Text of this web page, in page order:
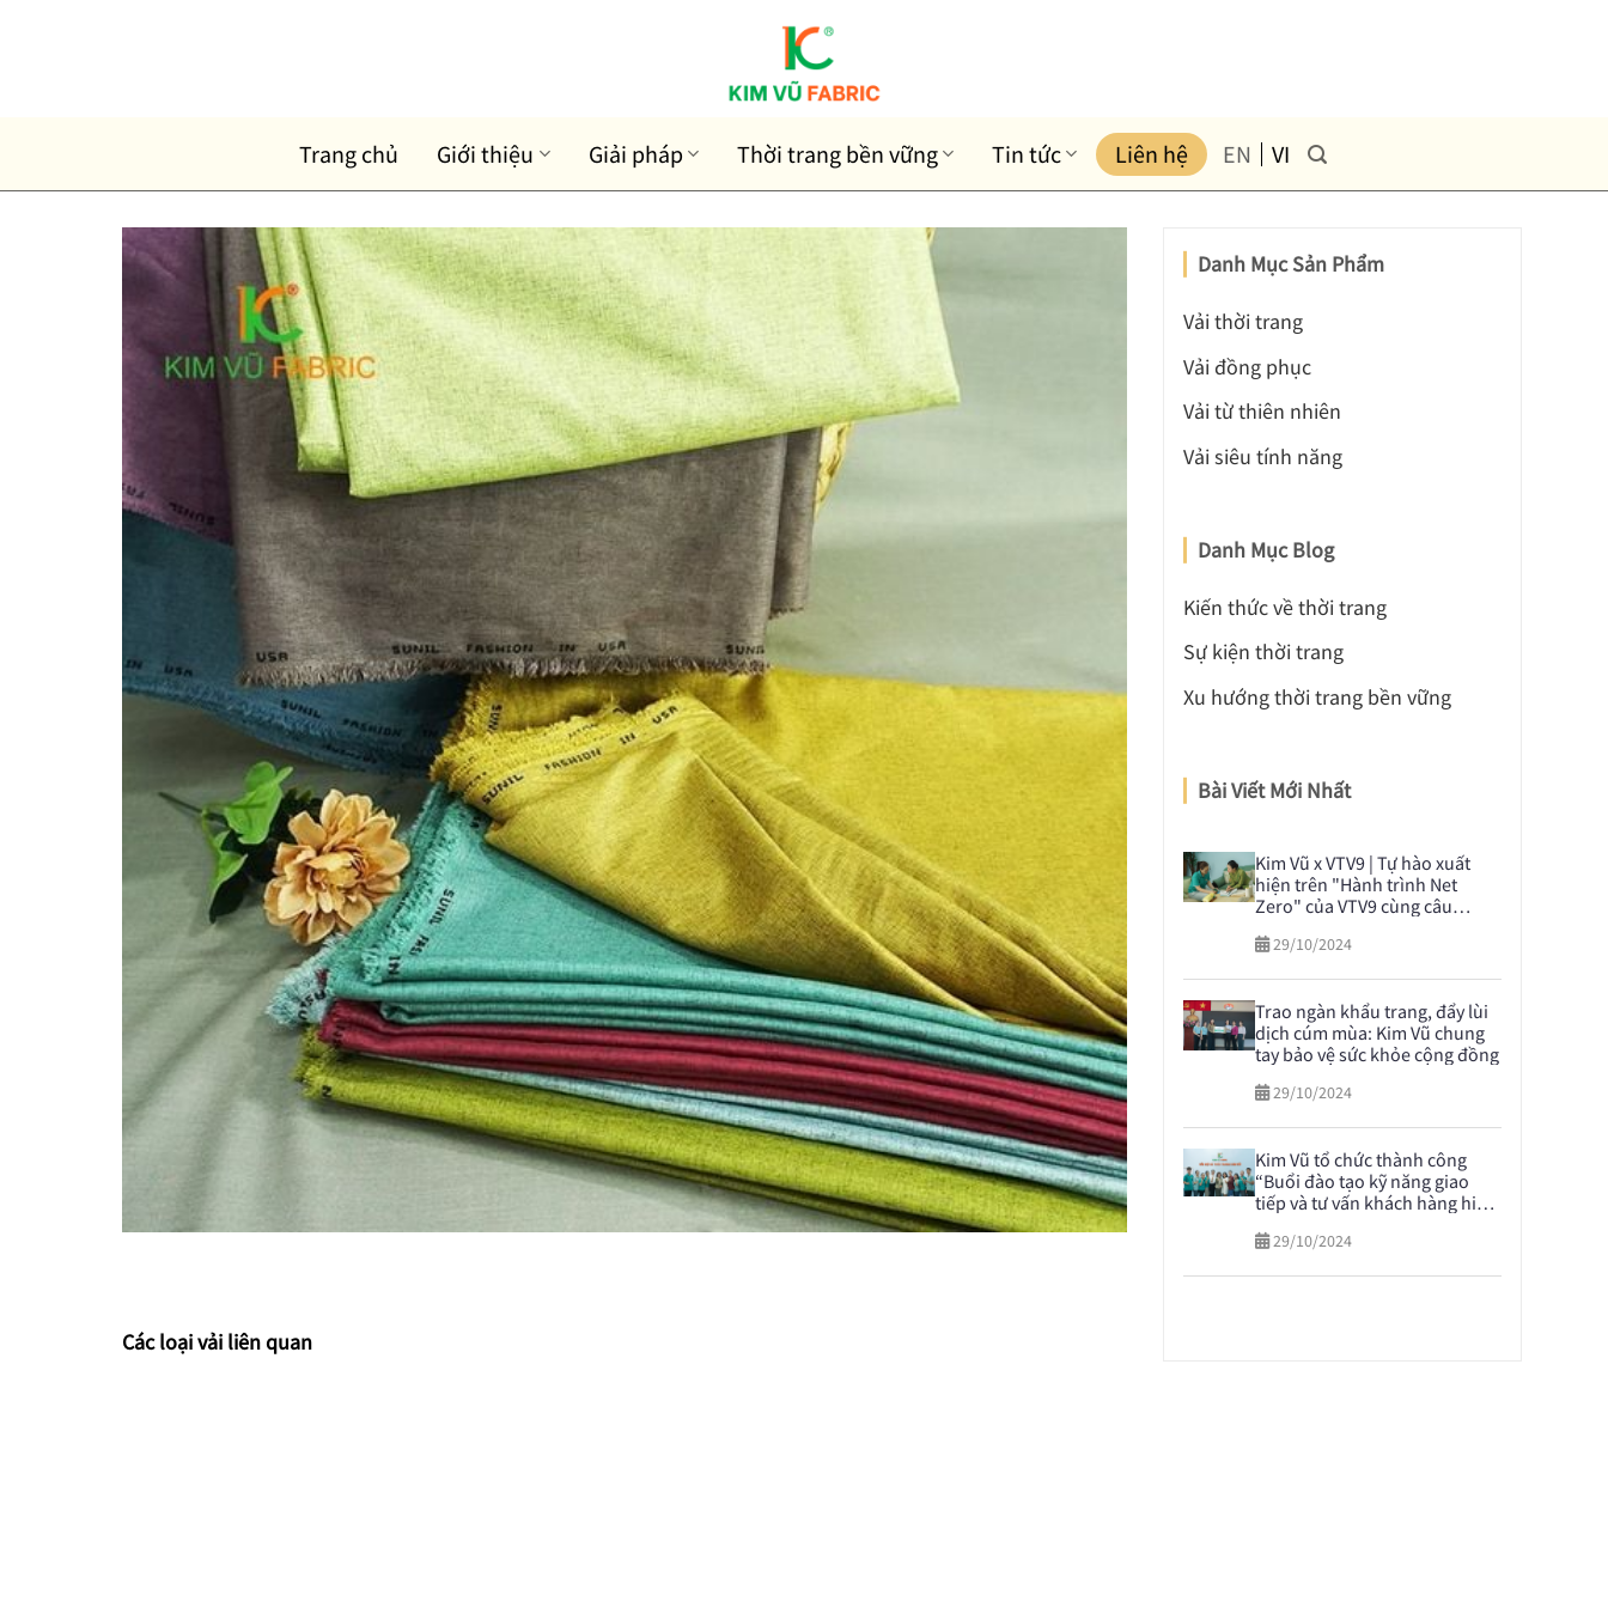
Trang chủ Giới thiệu Giải pháp Thời trang bền vững Tin tức Liên hệ EN VI
Các loại vải liên quan
Danh Mục Sản Phẩm
Vải thời trang
Vải đồng phục
Vải từ thiên nhiên
Vải siêu tính năng
Danh Mục Blog
Kiến thức về thời trang
Sự kiện thời trang
Xu hướng thời trang bền vững
Bài Viết Mới Nhất
Kim Vũ x VTV9 | Tự hào xuất
hiện trên "Hành trình Net
Zero" của VTV9 cùng câu
triển vải sợi dứa
29/10/2024
Trao ngàn khẩu trang, đẩy lùi
dịch cúm mùa: Kim Vũ chung
tay bảo vệ sức khỏe cộng đồng
29/10/2024
Kim Vũ tổ chức thành công
“Buổi đào tạo kỹ năng giao
tiếp và tư vấn khách hàng hiệu
khách hàng
29/10/2024